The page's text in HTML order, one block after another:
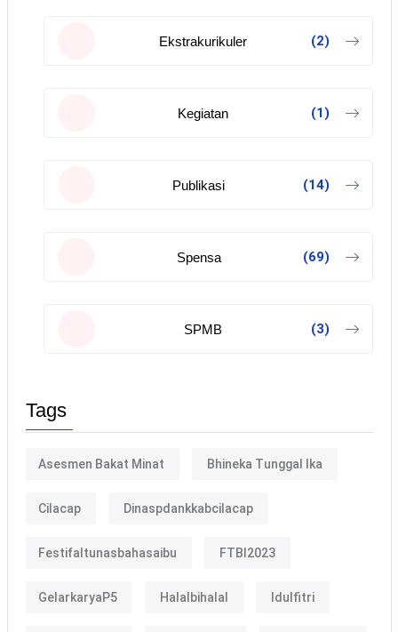
Ekstrakurikuler (2)
Kegiatan (1)
Publikasi (14)
Spensa (69)
SPMB (3)
Tags
Asesmen Bakat Minat Bhineka Tunggal Ika
Cilacap Dinaspdankkabcilacap
Festifaltunasbahasaibu FTBI2023
GelarkaryaP5 Halalbihalal Idulfitri